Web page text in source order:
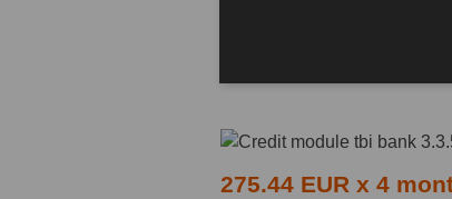
275.44 EUR x 4